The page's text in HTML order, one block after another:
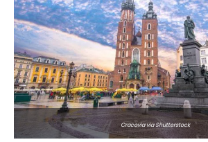
Cracovia via Shutterstock